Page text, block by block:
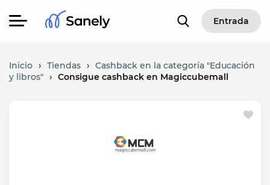
Entrada
Inicio › Tiendas › Cashback en la categoría "Educación
y libros" › Consigue cashback en Magiccubemall